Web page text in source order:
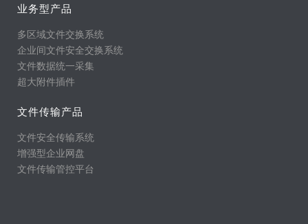
业务型产品
多区域文件交换系统
企业间文件安全交换系统
文件数据统一采集
超大附件插件
文件传输产品
文件安全传输系统
增强型企业网盘
文件传输管控平台